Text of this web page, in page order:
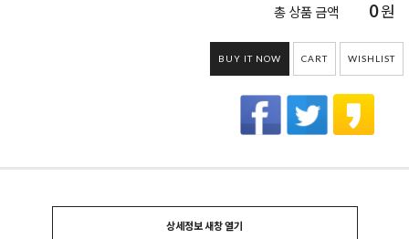
총 상품 금액 0원
BUY IT NOW CART WISHLIST
상세정보 새창 열기